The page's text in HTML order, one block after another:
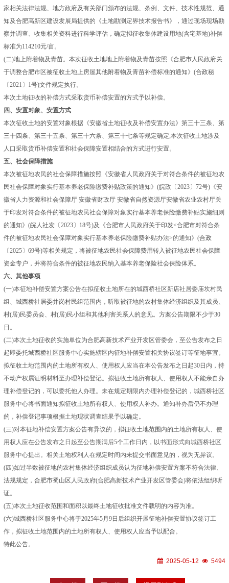
家相关法律法规、地方政府及有关部门颁布的法规、条例、文件、技术性规范、通
知及合肥高新区建设发展局提供的《土地勘测定界技术报告书》，通过现场现场勘
察并调查、收集相关资料进行科学评估，确定拟征收集体建设用地(含宅基地)补偿
标准为114210元/亩。
(二)地上附着物及青苗。本次征收土地地上附着物及青苗按照《合肥市人民政府关
于调整合肥市区被征收土地上房屋其他附着物及青苗补偿标准的通知》(合政秘
〔2021〕1号)文件规定执行。
本次土地征收的补偿方式采取货币补偿安置的方式予以补偿。
四、安置对象、安置方式
本次征收土地的安置对象根据《安徽省土地征收及补偿安置办法》第三十三条、第
三十四条、第三十五条、第三十六条、第三十七条等规定确定;本次征收土地涉及
人口采取货币补偿安置和社会保障安置相结合的方式进行安置。
五、社会保障措施
本次被征地农民的社会保障措施按照《安徽省人民政府关于对符合条件的被征地农
民社会保障对象实行基本养老保险缴费补贴政策的通知》(皖政〔2023〕72号)《安
徽省人力资源和社会保障厅 安徽省财政厅 安徽省自然资源厅安徽省农业农村厅关
于印发对符合条件的被征地农民社会保障对象实行基本养老保险缴费补贴实施细则
的通知》(皖人社发〔2023〕18号)及《合肥市人民政府关于印发<合肥市对符合条
件的被征地农民社会保障对象实行基本养老保险缴费补贴办法>的通知》(合政
〔2025〕69号)等相关规定，将被征地农民社会保障费用转入被征地农民社会保障
资金专户，并将符合条件的被征地农民纳入基本养老保险社会保险体系。
六、其他事项
(一)本征地补偿安置方案公告在拟征收土地所在的城西桥社区新店社居委庙坎村民
组、城西桥社居委井岗村民组范围内，听取被征地的农村集体经济组织及其成员、
村(居)民委员会、村(居)民小组和其他利害关系人的意见。方案公告期限不少于30
日。
(二)本次土地征收的实施单位为合肥高新技术产业开发区管委会，至公告发布之日
起即委托城西桥社区服务中心实施辖区内征地补偿安置相关协议签订等征地事宜。
拟征收土地范围内的土地所有权人、使用权人应当在本公告发布之日起30日内，持
不动产权属证明材料至办理补偿登记。拟征收土地所有权人、使用权人不能亲自办
理补偿登记的，可以委托他人办理。未在规定期限内办理补偿登记的，城西桥社区
服务中心将书面通知拟征收土地所有权人、使用权人补办。通知补办后仍不办理
的，补偿登记事项根据土地现状调查结果予以确定。
(三)对本征地补偿安置方案公告有异议的，拟征收土地范围内的土地所有权人、使
用权人应在公告发布之日起至公告期满后5个工作日内，以书面形式向城西桥社区
服务中心提出。相关土地权利人在规定时间内未提交书面意见的，视为无异议。
(四)如过半数被征地的农村集体经济组织成员认为征地补偿安置方案不符合法律、
法规规定，合肥市蜀山区人民政府(合肥高新技术产业开发区管委会)将依法组织听
证。
(五)本次土地征收范围和面积以最终土地征收批准文件载明的内容为准。
(六)城西桥社区服务中心将于2025年5月9日后组织开展征地补偿安置协议签订工
作，拟征收土地范围内的土地所有权人、使用权人应当予以配合。
特此公告。
2025-05-12 5494